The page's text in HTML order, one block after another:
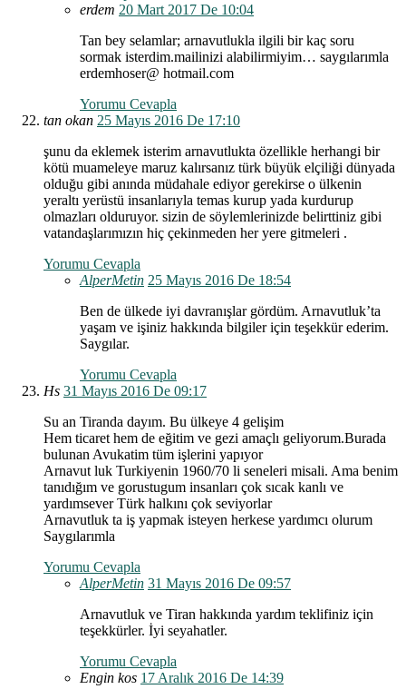
erdem 20 Mart 2017 De 10:04
Tan bey selamlar; arnavutlukla ilgili bir kaç soru
sormak isterdim.mailinizi alabilirmiyim… saygılarımla
erdemhoser@ hotmail.com
Yorumu Cevapla
tan okan 25 Mayıs 2016 De 17:10
şunu da eklemek isterim arnavutlukta özellikle herhangi bir
kötü muameleye maruz kalırsanız türk büyük elçiliği dünyada
olduğu gibi anında müdahale ediyor gerekirse o ülkenin
yeraltı yerüstü insanlarıyla temas kurup yada kurdurup
olmazları olduruyor. sizin de söylemlerinizde belirttiniz gibi
vatandaşlarımızın hiç çekinmeden her yere gitmeleri .
Yorumu Cevapla
AlperMetin 25 Mayıs 2016 De 18:54
Ben de ülkede iyi davranışlar gördüm. Arnavutluk’ta
yaşam ve işiniz hakkında bilgiler için teşekkür ederim.
Saygılar.
Yorumu Cevapla
Hs 31 Mayıs 2016 De 09:17
Su an Tiranda dayım. Bu ülkeye 4 gelişim
Hem ticaret hem de eğitim ve gezi amaçlı geliyorum.Burada
bulunan Avukatim tüm işlerini yapıyor
Arnavut luk Turkiyenin 1960/70 li seneleri misali. Ama benim
tanıdığım ve gorustugum insanları çok sıcak kanlı ve
yardımsever Türk halkını çok seviyorlar
Arnavutluk ta iş yapmak isteyen herkese yardımcı olurum
Saygılarımla
Yorumu Cevapla
AlperMetin 31 Mayıs 2016 De 09:57
Arnavutluk ve Tiran hakkında yardım teklifiniz için
teşekkürler. İyi seyahatler.
Yorumu Cevapla
Engin kos 17 Aralık 2016 De 14:39